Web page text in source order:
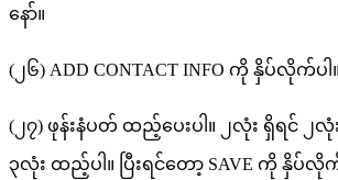
နော်။
(၂၆) ADD CONTACT INFO ကို နှိပ်လိုက်ပါ။
(၂၇) ဖုန်းနံပတ် ထည့်ပေးပါ။ ၂လုံး ရှိရင် ၂
၃လုံး ထည့်ပါ။ ပြီးရင်တော့ SAVE ကို နှိပ်လိုက်